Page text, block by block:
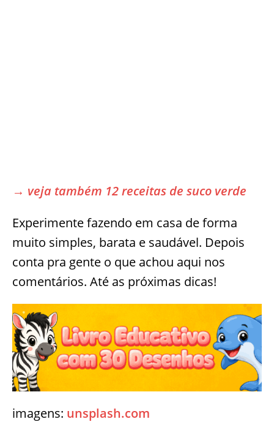
→ veja também 12 receitas de suco verde
Experimente fazendo em casa de forma
muito simples, barata e saudável. Depois
conta pra gente o que achou aqui nos
comentários. Até as próximas dicas!
imagens: unsplash.com